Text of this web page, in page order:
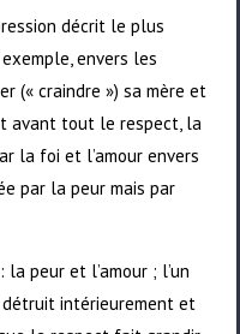
décrit le plus
exemple, envers les
(« craindre ») sa mère et
avant tout le respect, la
la foi et l’amour envers
par la peur mais par
peur et l’amour ; l’un
détruit intérieurement et